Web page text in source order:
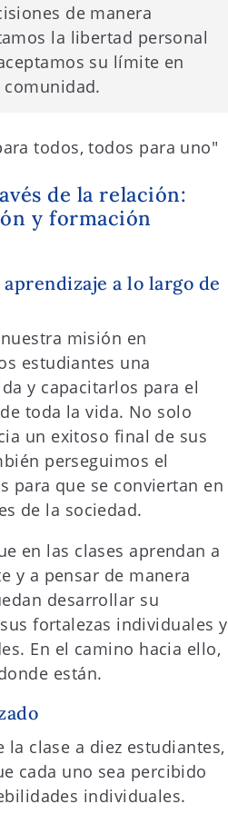
de manera
la libertad personal
su límite en
de la relación:
y formación
a lo largo de
misión en
estudiantes una
y capacitarlos para el
toda la vida. No solo
un exitoso final de sus
perseguimos el
para que se conviertan en
de la sociedad.
en las clases aprendan a
y a pensar de manera
desarrollar su
fortalezas individuales y
En el camino hacia ello,
están.
clase a diez estudiantes,
cada uno sea percibido
individuales.